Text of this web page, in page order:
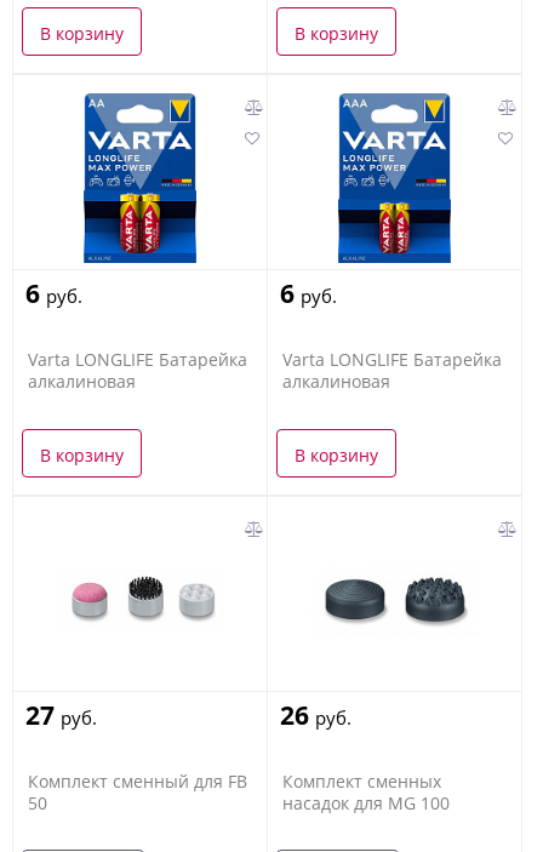
В корзину В корзину
6 руб.
Varta LONGLIFE Батарейка
алкалиновая
В корзину
6 руб.
Varta LONGLIFE Батарейка
алкалиновая
В корзину
27 руб.
Комплект сменный для FB
50
26 руб.
Комплект сменных
насадок для MG 100